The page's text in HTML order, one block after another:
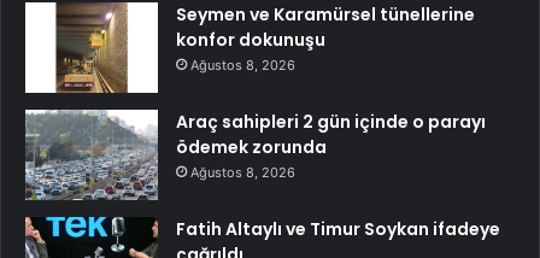
Seymen ve Karamürsel tünellerine
konfor dokunuşu
Ağustos 8, 2026
Araç sahipleri 2 gün içinde o parayı
ödemek zorunda
Ağustos 8, 2026
Fatih Altaylı ve Timur Soykan ifadeye